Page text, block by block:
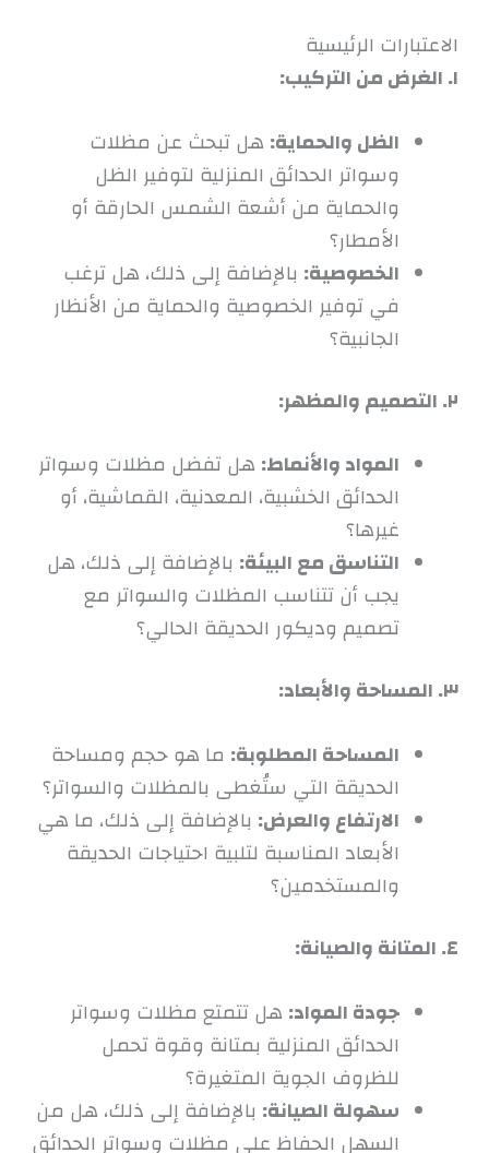
الاعتبارات الرئيسية
١. الغرض من التركيب:
الظل والحماية:هل تبحث عن مظلات
وسواتر الحدائق المنزلية لتوفير الظل
والحماية من أشعة الشمس الحارقة أو
الأمطار؟
الخصوصية: بالإضافة إلى ذلك، هل ترغب
في توفير الخصوصية والحماية من الأنظار
الجانبية؟
٢. التصميم والمظهر:
المواد والأنماط:هل تفضل مظلات وسواتر
الحدائق الخشبية، المعدنية، القماشية، أو
غيرها؟
التناسق مع البيئة: بالإضافة إلى ذلك، هل
يجب أن تتناسب المظلات والسواتر مع
تصميم وديكور الحديقة الحالي؟
٣. المساحة والأبعاد:
المساحة المطلوبة: ما هو حجم ومساحة
الحديقة التي ستُغطى بالمظلات والسواتر؟
الارتفاع والعرض: بالإضافة إلى ذلك، ما هي
الأبعاد المناسبة لتلبية احتياجات الحديقة
والمستخدمين؟
٤. المتانة والصيانة:
جودة المواد:هل تتمتع مظلات وسواتر
الحدائق المنزلية بمتانة وقوة تحمل
للظروف الجوية المتغيرة؟
سهولة الصيانة: بالإضافة إلى ذلك، هل من
السهل الحفاظ على مظلات وسواتر الحدائق